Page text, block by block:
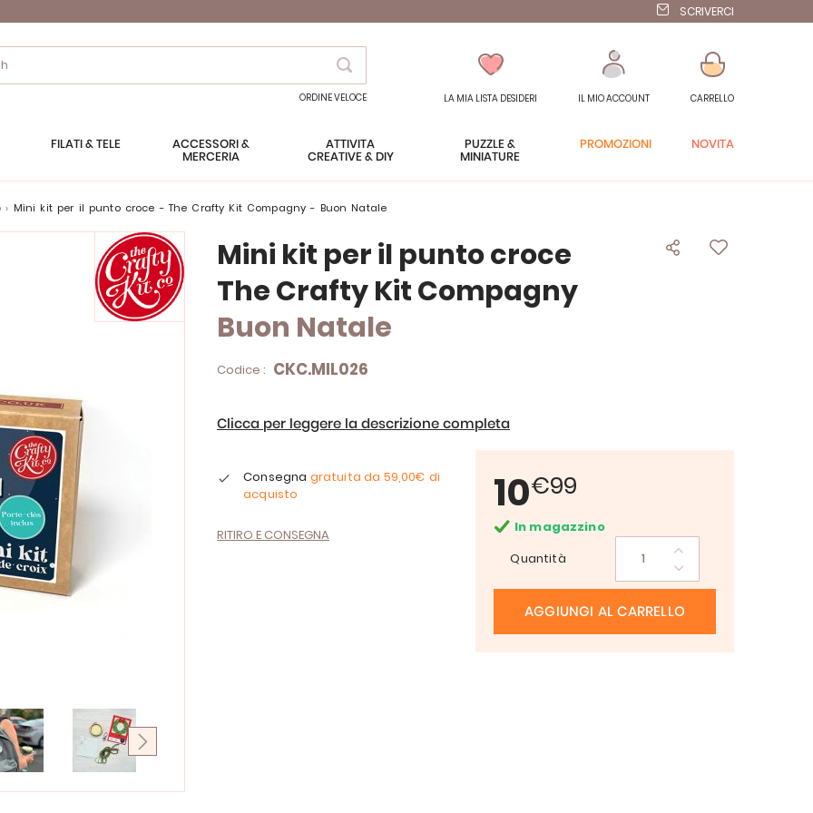
SCRIVERCI
Search
ORDINE VELOCE LA MIA LISTA DESIDERI IL MIO ACCOUNT CARRELLO
FILATI & TELE
ACCESSORI &
MERCERIA
ATTIVITÀ
CREATIVE & DIY
PUZZLE &
MINIATURE
PROMOZIONI NOVITÀ
Mini kit per il punto croce - The Crafty Kit Compagny - Buon Natale
Mini kit per il punto croce
The Crafty Kit Compagny
Buon Natale
Codice : CKC.MIL026
Clicca per leggere la descrizione completa
10€99
In magazzino
Quantità
AGGIUNGI AL CARRELLO
Consegna gratuita da 59,00€ di
acquisto
RITIRO E CONSEGNA